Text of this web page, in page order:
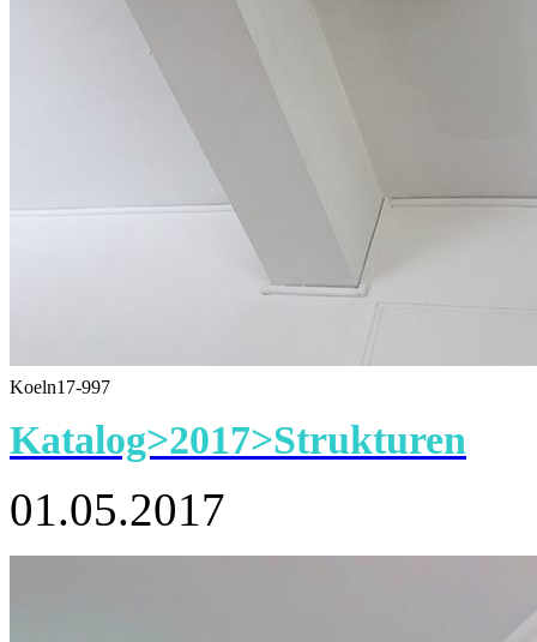
Koeln17-997
Katalog>2017>Strukturen
01.05.2017